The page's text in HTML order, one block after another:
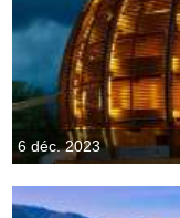
6 déc. 2023